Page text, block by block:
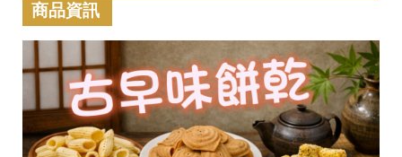
商品資訊